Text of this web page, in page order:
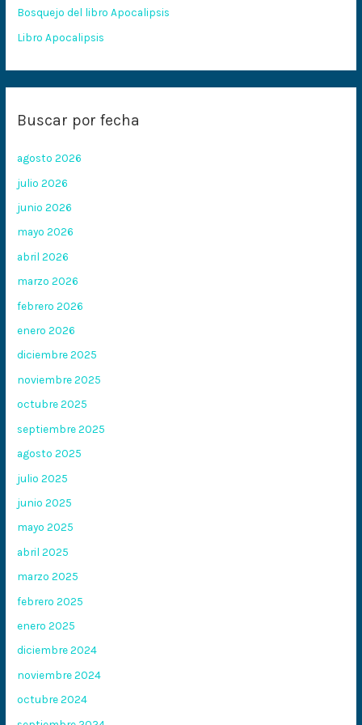
:Bosquejo del libro Apocalipsis
Libro Apocalipsis
Buscar por fecha
agosto 2026
julio 2026
junio 2026
mayo 2026
abril 2026
marzo 2026
febrero 2026
enero 2026
diciembre 2025
noviembre 2025
octubre 2025
septiembre 2025
agosto 2025
julio 2025
junio 2025
mayo 2025
abril 2025
marzo 2025
febrero 2025
enero 2025
diciembre 2024
noviembre 2024
octubre 2024